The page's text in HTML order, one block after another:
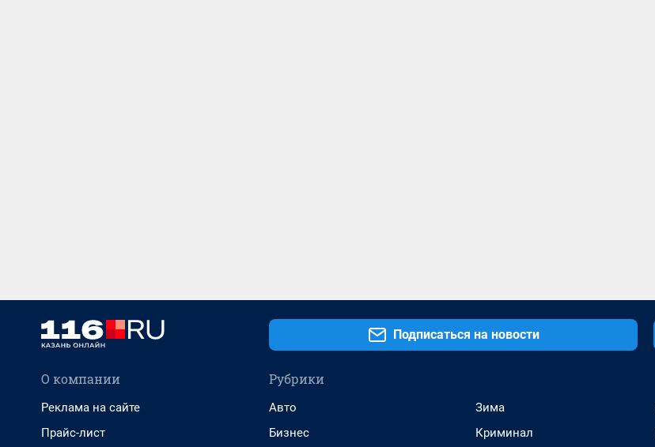
Подписаться на новости
О компании
Реклама на сайте
Прайс-лист
Рубрики
Авто
Бизнес
Зима
Криминал